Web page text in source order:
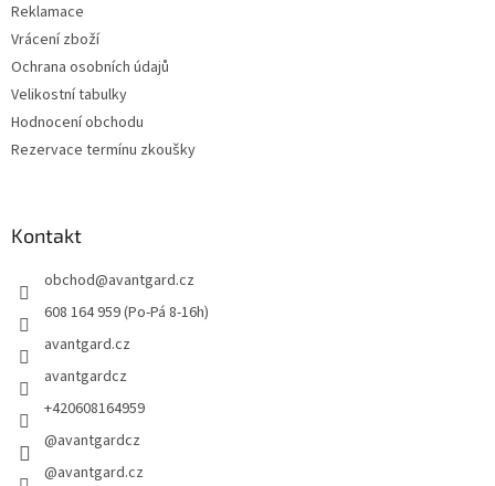
Reklamace
Vrácení zboží
Ochrana osobních údajů
Velikostní tabulky
Hodnocení obchodu
Rezervace termínu zkoušky
Kontakt
obchod@avantgard.cz
608 164 959 (Po-Pá 8-16h)
avantgard.cz
avantgardcz
+420608164959
@avantgardcz
@avantgard.cz